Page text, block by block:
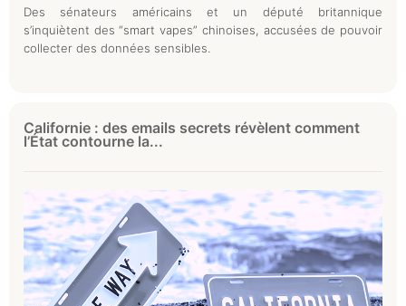
Des sénateurs américains et un député britannique
s’inquiètent des “smart vapes” chinoises, accusées de pouvoir
collecter des données sensibles.
Californie : des emails secrets révèlent comment
l’État contourne la...